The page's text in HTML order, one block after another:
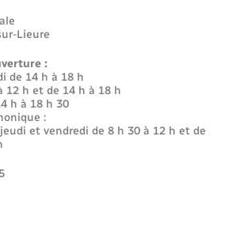
Lieure
:
de 14 h à 18 h
12 h et de 14 h à 18 h
h à 18 h 30
:
et vendredi de 8 h 30 à 12 h et de